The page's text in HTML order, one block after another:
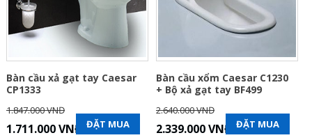
Bàn cầu xả gạt tay Caesar
CP1333
1.847.000 VNĐ
1.711.000 VNĐ ĐẶT MUA
Bàn cầu xổm Caesar C1230
+ Bộ xả gạt tay BF499
2.640.000 VNĐ
2.339.000 VNĐ ĐẶT MUA